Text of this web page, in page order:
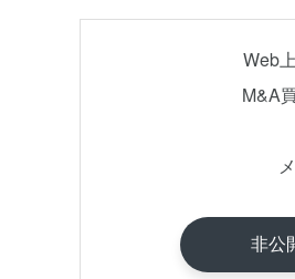
Web
M&A
非公